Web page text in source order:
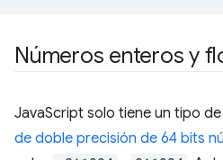
Números enteros y
JavaScript solo tiene un tipo
de doble precisión de 64 bits